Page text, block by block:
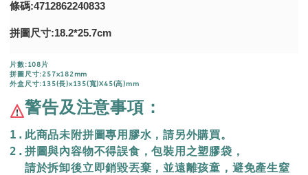
條碼:4712862240833
拼圖尺寸:18.2*25.7cm
片數:108片
拼圖尺寸:257x182mm
外盒尺寸:135(長)x135(寬)X45(高)mm
警告及注意事項：
1.此商品未附拼圖專用膠水，請另外購買。
2.拼圖與內容物不得誤食，包裝用之塑膠袋，
  請於拆卸後立即銷毀丟棄，
並遠離孩童，避免產生窒